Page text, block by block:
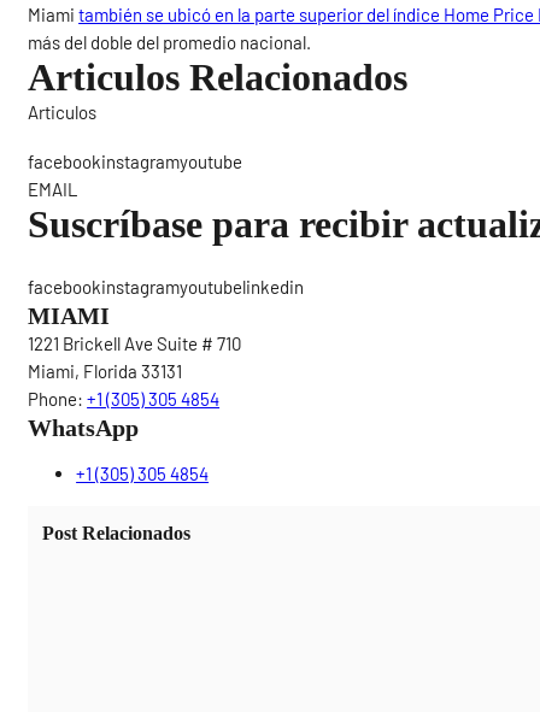
Miamitambién se ubicó en la parte superior del índice Home
más del doble del promedio nacional.
Articulos Relacionados
Articulos
facebookinstagramyoutube
EMAIL
Suscríbase para recibir
facebookinstagramyoutubelinkedin
MIAMI
1221 Brickell Ave Suite # 710
Miami, Florida 33131
Phone: +1 (305) 305 4854
WhatsApp
+1 (305) 305 4854
Post Relacionados